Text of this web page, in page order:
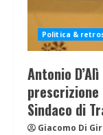
Politica &
Antonio
Sindaco di
Giacomo Di